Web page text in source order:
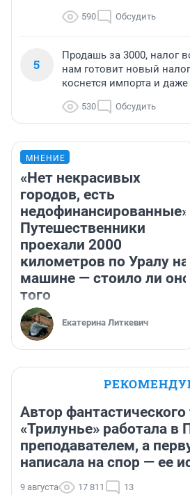
590 Обсудить
5
Продашь за 3000, налог
нам готовит новый
коснется импорта и
530 Обсудить
МНЕНИЕ
«Нет некрасивых
городов, есть
недофинансированные».
Путешественники
проехали 2000
километров по Уралу на
машине — стоило ли оно
того
Екатерина Литкевич
Автор
«Трилунье» работала в
преподавателем, а
написала на спор — ее
9 августа 17 811 13